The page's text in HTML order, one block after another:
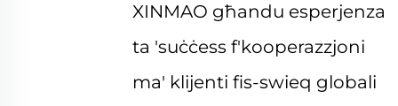
XINMAO għandu esperjenza
ta 'suċċess f'kooperazzjoni
ma' klijenti fis-swieq globali